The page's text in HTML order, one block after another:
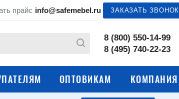
прайс info@safemebel.ru ЗАКАЗАТЬ ЗВОНОК
8 (800) 550-14-99
8 (495) 740-22-23
ОПТОВИКАМ КОМПАНИЯ